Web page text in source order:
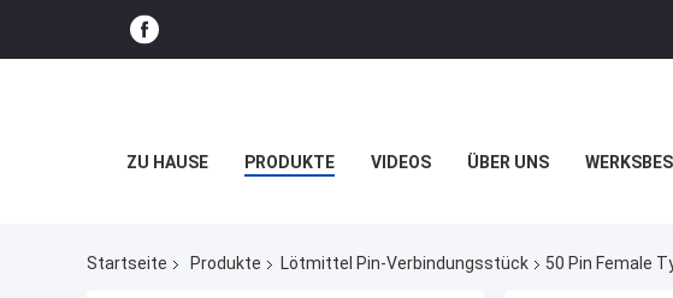
ZU HAUSE PRODUKTE VIDEOS ÜBER UNS
Startseite Produkte Lötmittel Pin-Verbindungsstück 50 Pin Female